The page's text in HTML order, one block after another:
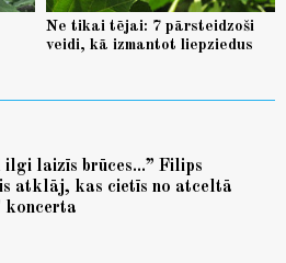
Ne tikai tējai: 7 pārsteidzoši
veidi, kā izmantot liepziedus
ilgi laizīs brūces...” Filips
atklāj, kas cietīs no atceltā
koncerta